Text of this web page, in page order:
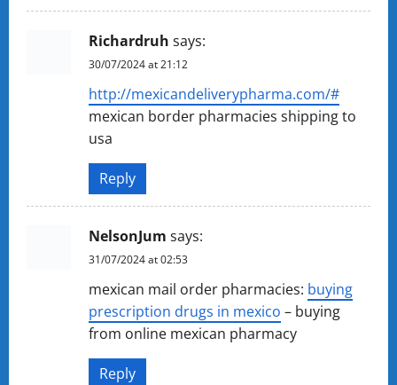
Richardruh says:
30/07/2024 at 21:12
http://mexicandeliverypharma.com/#
mexican border pharmacies shipping to
usa
Reply
NelsonJum says:
31/07/2024 at 02:53
mexican mail order pharmacies: buying
prescription drugs in mexico – buying
from online mexican pharmacy
Reply